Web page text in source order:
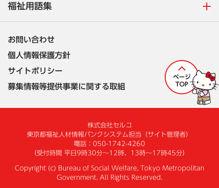
福祉用語集
お問い合わせ
個人情報保護方針
サイトポリシー
募集情報等提供事業に関する取組
株式会社セルコ
東京都福祉人材情報バンクシステム担当 （サイト管理者）
電話：050-1742-4260
（受付時間 平日9時30分～12時、13時～17時45分）
Copyright (c) Bureau of Social Welfare, Tokyo Metropolitan
Government. All Rights Reserved.